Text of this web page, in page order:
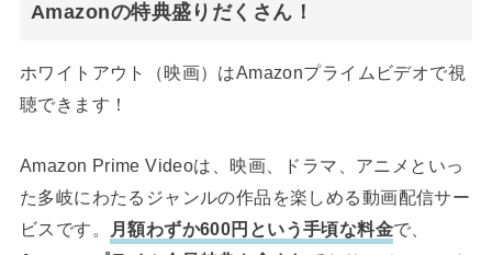
Amazonの特典盛りだくさん！
ホワイトアウト（映画）はAmazonプライムビデオで視
聴できます！
Amazon Prime Videoは、映画、ドラマ、アニメといっ
た多岐にわたるジャンルの作品を楽しめる動画配信サー
ビスです。
月額わずか600円という手頃な料金で、